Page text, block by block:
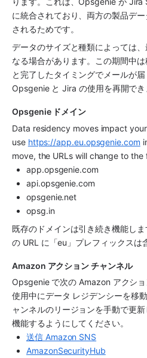
に統合されており、両方の製品デ
されるためです。
データのサイズと種類によっては
なる場合があります。この期間中
と完了したタイミングでメールが
Opsgenie と Jira の使用を再開でき
Opsgenie ドメイン
Data residency moves impact
use https://app.eu.opsgenie.com
move, the URLs will change to the
app.opsgenie.com
api.opsgenie.com
opsgenie.net
opsg.in
既存のドメインは引き続き機能し
の URL に「eu」プレフィックスは
Amazon アクション チャンネル
Opsgenie で次の Amazon アクシ
使用中にデータ レジデンシーを移
ャンネルのリージョンを手動で更
機能するようにしてください。
送信 Amazon SNS
AmazonSecurityHub